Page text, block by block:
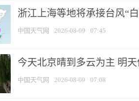
浙江上海等地将承接台风“
中国天气网 2026-08-09 07:45
今天北京晴到多云为主 明
中国天气网 2026-08-09 07:08